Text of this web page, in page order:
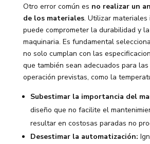
Otro error común es no realizar un
de los materiales. Utilizar materiales
puede comprometer la durabilidad y
maquinaria. Es fundamental
no solo cumplan con las
que también sean adecuados para
operación previstas, como la
Subestimar la importancia del
diseño que no facilite el
resultar en costosas paradas no
Desestimar la automatización: